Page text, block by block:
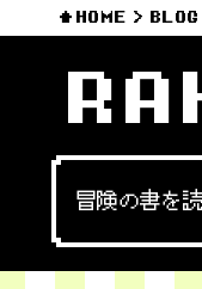
HOME BLOG
冒険の書を